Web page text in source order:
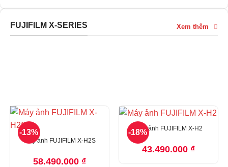
FUJIFILM X-SERIES Xem thêm
-13%
Máy ảnh FUJIFILM X-H2S
58.490.000 ₫
-18%
Máy ảnh FUJIFILM X-H2
43.490.000 ₫